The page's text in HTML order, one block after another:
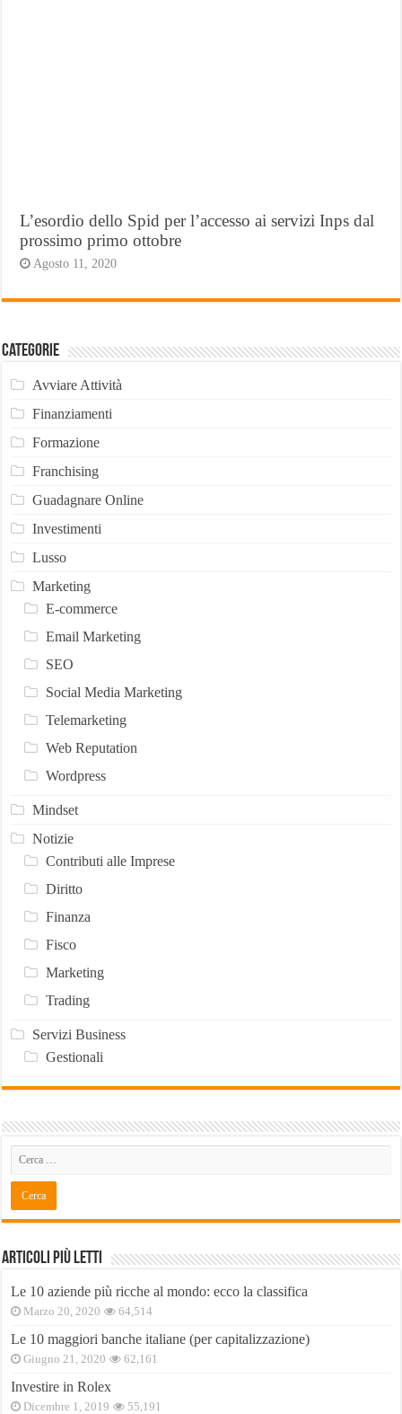
L’esordio dello Spid per l’accesso ai servizi Inps dal
prossimo primo ottobre
Agosto 11, 2020
Categorie
Avviare Attività
Finanziamenti
Formazione
Franchising
Guadagnare Online
Investimenti
Lusso
Marketing
E-commerce
Email Marketing
SEO
Social Media Marketing
Telemarketing
Web Reputation
Wordpress
Mindset
Notizie
Contributi alle Imprese
Diritto
Finanza
Fisco
Marketing
Trading
Servizi Business
Gestionali
Articoli Più Letti
Le 10 aziende più ricche al mondo: ecco la classifica
Marzo 20, 2020 64,514
Le 10 maggiori banche italiane (per capitalizzazione)
Giugno 21, 2020 62,161
Investire in Rolex
Dicembre 1, 2019 55,191